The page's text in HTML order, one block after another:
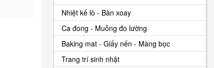
Nhiệt kế lò - Bàn xoay
Ca đong - Muỗng đo lường
Baking mat - Giấy nến - Màng bọc
Trang trí sinh nhật